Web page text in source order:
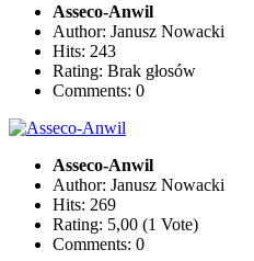
Asseco-Anwil
Author: Janusz Nowacki
Hits: 243
Rating: Brak głosów
Comments: 0
Asseco-Anwil
Author: Janusz Nowacki
Hits: 269
Rating: 5,00 (1 Vote)
Comments: 0